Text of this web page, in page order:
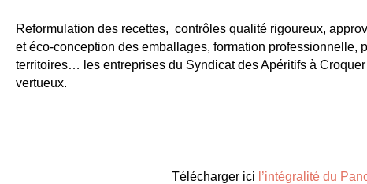
Reformulation des recettes, contrôles qualité rigoureux,
et éco-conception des emballages, formation professionnelle,
territoires… les entreprises du Syndicat des Apéritifs à
vertueux.
Télécharger ici l’intégralité du